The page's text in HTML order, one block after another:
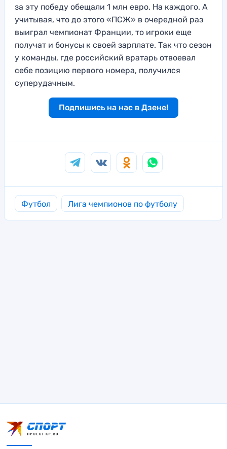
за эту победу обещали 1 млн евро. На каждого. А
учитывая, что до этого «ПСЖ» в очередной раз
выиграл чемпионат Франции, то игроки еще
получат и бонусы к своей зарплате. Так что сезон
у команды, где российский вратарь отвоевал
себе позицию первого номера, получился
суперудачным.
Подпишись на нас в Дзене!
Футбол Лига чемпионов по футболу